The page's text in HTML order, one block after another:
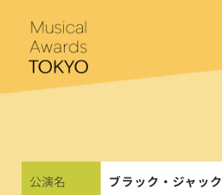
へ
公演名 ブラック・ジャック